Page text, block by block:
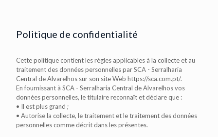
Politique de confidentialité
Cette politique contient les règles applicables à la collecte et au
traitement des données personnelles par SCA - Serralharia
Central de Alvarelhos sur son site Web https://sca.com.pt/.
En fournissant à SCA - Serralharia Central de Alvarelhos vos
données personnelles, le titulaire reconnaît et déclare que :
• Il est plus grand ;
• Autorise la collecte, le traitement et le traitement des données
personnelles comme décrit dans les présentes.